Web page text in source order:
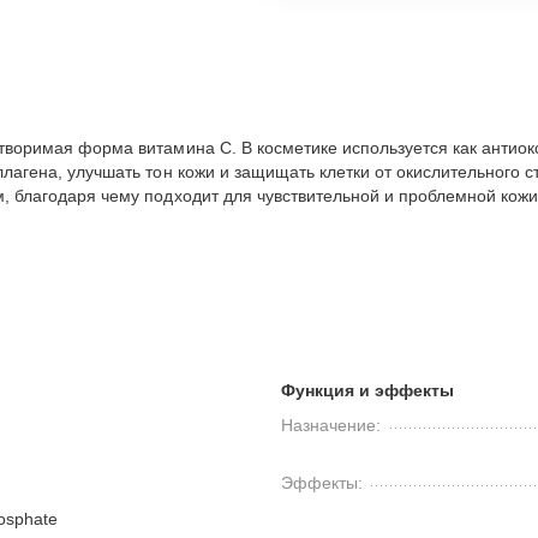
форма витамина C. В косметике используется как
улучшать тон кожи и защищать клетки от окислительного
чему подходит для чувствительной и проблемной
Функция и эффекты
Назначение:
Эффекты: